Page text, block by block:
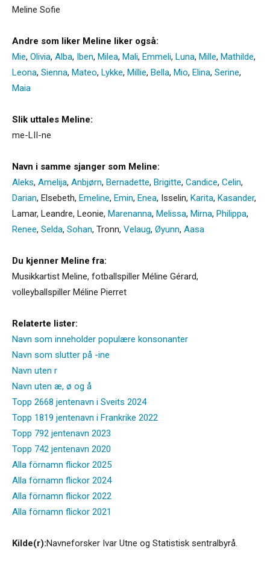
Meline Sofie
Andre som liker Meline liker også:
Mie, Olivia, Alba, Iben, Milea, Mali, Emmeli, Luna, Mille, Mathilde,
Leona, Sienna, Mateo, Lykke, Millie, Bella, Mio, Elina, Serine,
Maia
Slik uttales Meline:
me-LII-ne
Navn i samme sjanger som Meline:
Aleks, Amelija, Anbjørn, Bernadette, Brigitte, Candice, Celin,
Darian, Elsebeth, Emeline, Emin, Enea, Isselin, Karita, Kasander,
Lamar, Leandre, Leonie, Marenanna, Melissa, Mirna, Philippa,
Renee, Selda, Sohan, Tronn, Velaug, Øyunn, Aasa
Du kjenner Meline fra:
Musikkartist Meline, fotballspiller Méline Gérard,
volleyballspiller Méline Pierret
Relaterte lister:
Navn som inneholder populære konsonanter
Navn som slutter på -ine
Navn uten r
Navn uten æ, ø og å
Topp 2668 jentenavn i Sveits 2024
Topp 1819 jentenavn i Frankrike 2022
Topp 792 jentenavn 2023
Topp 742 jentenavn 2020
Alla förnamn flickor 2025
Alla förnamn flickor 2024
Alla förnamn flickor 2022
Alla förnamn flickor 2021
Kilde(r):Navneforsker Ivar Utne og Statistisk sentralbyrå.